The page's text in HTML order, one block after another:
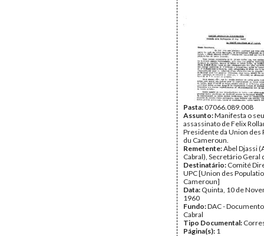
Pasta:07066.089.008
Assunto:Manifesta o
assassinato de Felix
Presidente da Union des
du Cameroun.
Remetente:Abel Djassi
Cabral), Secretário Geral
Destinatário: Comité
UPC [Union des
Cameroun]
Data: Quinta, 10 de
1960
Fundo:DAC -
Cabral
Tipo Documental:
Página(s): 1